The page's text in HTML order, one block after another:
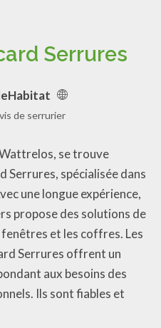
Serrures
de serrurier
Wattrelos, se trouve
Serrures, spécialisée dans
une longue expérience,
propose des solutions de
et les coffres. Les
Serrures offrent un
aux besoins des
Ils sont fiables et